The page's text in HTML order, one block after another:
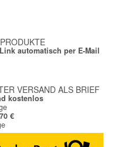
automatisch per E-Mail
VERSAND ALS BRIEF
kostenlos
€